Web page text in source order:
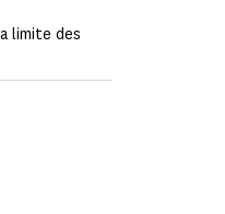
limite des